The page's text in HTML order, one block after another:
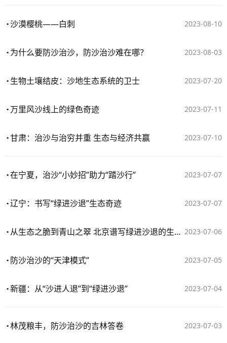
2023-08-10
沙漠樱桃——白刺
2023-08-03
为什么要防沙治沙，防沙治沙难在哪？
2023-07-20
生物土壤结皮：沙地生态系统的卫士
2023-07-11
万里风沙线上的绿色奇迹
2023-07-10
甘肃：治沙与治穷并重 生态与经济共赢
2023-07-07
在宁夏，治沙“小妙招”助力“踏沙行”
2023-07-07
辽宁：书写“绿进沙退”生态奇迹
2023-07-06
从生态之脆到青山之翠 北京谱写绿进沙退的生态画卷
2023-07-05
防沙治沙的“天津模式”
2023-07-04
新疆：从“沙进人退”到“绿进沙退”
2023-07-03
林茂粮丰，防沙治沙的吉林答卷